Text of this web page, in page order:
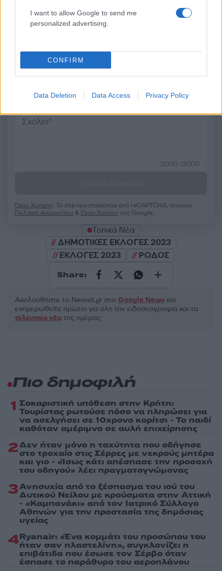
I want to allow Google to send me
personalized advertising.
CONFIRM
Data Deletion Data Access Privacy Policy
Σχόλια
Σχολίασε εδώ
2000 /2000
Όροι Χρήσης. Το site προστατεύεται από reCAPTCHA, ισχύουν
Πολιτική Απορρήτου &Όροι Χρήσης της Google.
Τοπικά Νέα
ΔΗΜΟΤΙΚΕΣ ΕΚΛΟΓΕΣ 2023
ΕΚΛΟΓΕΣ 2023
ΡΟΔΟΣ
Share:
Ακολουθήστε το Νewsit.gr στο Google News και
ενημερωθείτε πρώτοι για όλη την ειδησεογραφία και τα
τελευταία νέα της ημέρας
Πιο δημοφιλή
1 Σοκαριστική υπόθεση στην Κρήτη:
Τουρίστας ρωτούσε πόσο να πληρώσει για
να ασελγήσει σε 10χρονο κορίτσι - Το παιδί
καθόταν αμέριμνο σε αυλή επιχείρησης
2Δεν ήταν μόνο η ταχύτητα που οδήγησε
στο τροχαίο στις Σέρρες με νεκρούς μητέρα
και γιο - «Ίσως κάτι απέσπασε την προσοχή
του οδηγού» λέει πραγματογνώμονας
3Ανησυχία από το ξέσπασμα του ιού του
Δυτικού Νείλου με κρούσματα στην Αττική
- «Καμπανάκι» από τον Ιατρικό Σύλλογο
Αθηνών για την προστασία της δημόσιας
υγείας
4Ryanair: «Ένα κομμάτι του προσώπου του
ήταν σαν πλαστελίνη», συγκλονίζει η
επιβάτιδα που έσωσε τον Σέρβο όταν
έσπασε το παράθυρο του αεροπλάνου